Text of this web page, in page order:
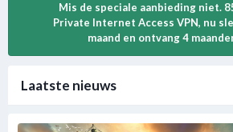
Mis de speciale aanbieding niet.
Private Internet Access VPN, nu
maand en ontvang 4
Laatste nieuws